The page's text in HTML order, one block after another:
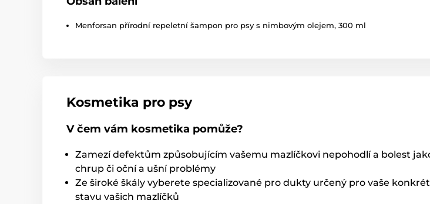
Menforsan přírodní repeletní šampon pro psy s nimbovým olejem, 300 ml
Kosmetika pro psy
V čem vám kosmetika pomůže?
Zamezí defektům způsobujícím vašemu mazlíčkovi nepohodlí a bolest
chrup či oční a ušní problémy
Ze široké škály vyberete specializované pro dukty určený pro vaše
stavu vašich mazlíčků